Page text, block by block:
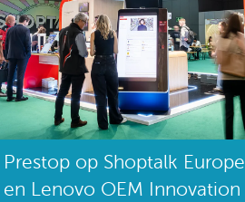
Prestop op Shoptalk Europe
en Lenovo OEM Innovation